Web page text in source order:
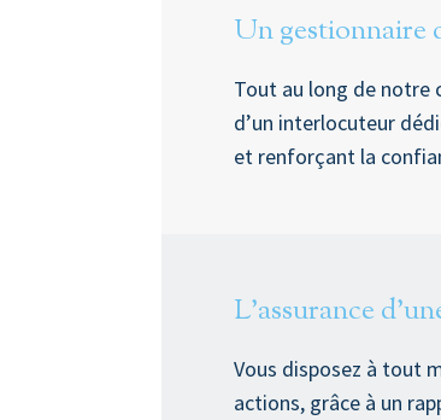
Un gestionnaire
Tout au long de notre
d’un interlocuteur
et renforçant la
L’assurance
Vous disposez à tout
actions, grâce à un